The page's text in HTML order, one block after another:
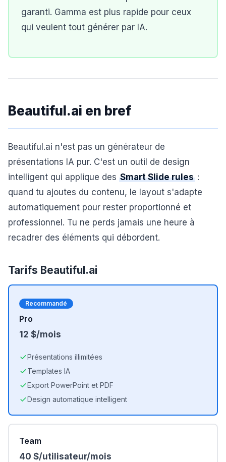
garanti. Gamma est plus rapide pour ceux
qui veulent tout générer par IA.
Beautiful.ai en bref
Beautiful.ai n'est pas un générateur de
présentations IA pur. C'est un outil de design
intelligent qui applique des Smart Slide rules :
quand tu ajoutes du contenu, le layout s'adapte
automatiquement pour rester proportionné et
professionnel. Tu ne perds jamais une heure à
recadrer des éléments qui débordent.
Tarifs Beautiful.ai
Recommandé
Pro
12 $/mois
Présentations illimitées
Templates IA
Export PowerPoint et PDF
Design automatique intelligent
Team
40 $/utilisateur/mois